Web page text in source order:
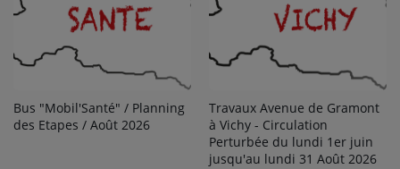
Bus "Mobil'Santé" / Planning
des Etapes / Août 2026
Travaux Avenue de Gramont
à Vichy - Circulation
Perturbée du lundi 1er juin
jusqu'au lundi 31 Août 2026